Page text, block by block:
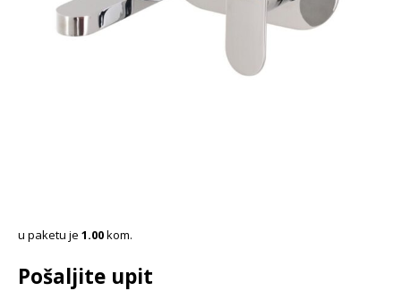
u paketu je 1.00kom.
Pošaljite upit